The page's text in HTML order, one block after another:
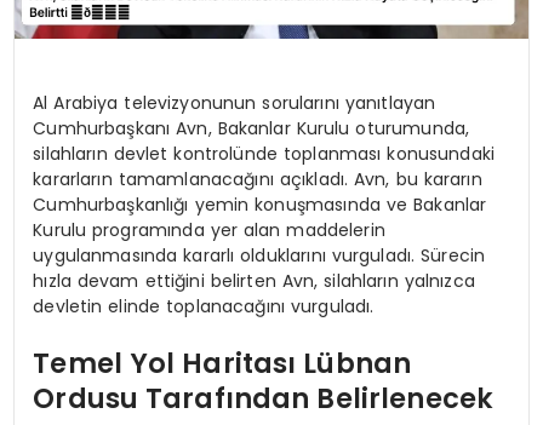
Al Arabiya televizyonunun sorularını yanıtlayan
Cumhurbaşkanı Avn, Bakanlar Kurulu oturumunda,
silahların devlet kontrolünde toplanması konusundaki
kararların tamamlanacağını açıkladı. Avn, bu kararın
Cumhurbaşkanlığı yemin konuşmasında ve Bakanlar
Kurulu programında yer alan maddelerin
uygulanmasında kararlı olduklarını vurguladı. Sürecin
hızla devam ettiğini belirten Avn, silahların yalnızca
devletin elinde toplanacağını vurguladı.
Temel Yol Haritası Lübnan
Ordusu Tarafından Belirlenecek